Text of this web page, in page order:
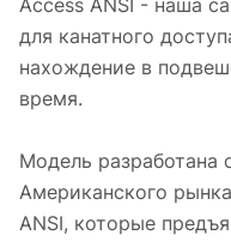
Access ANSI - наша
для канатного
нахождение в
время.
Модель разработана
Американского
ANSI, которые